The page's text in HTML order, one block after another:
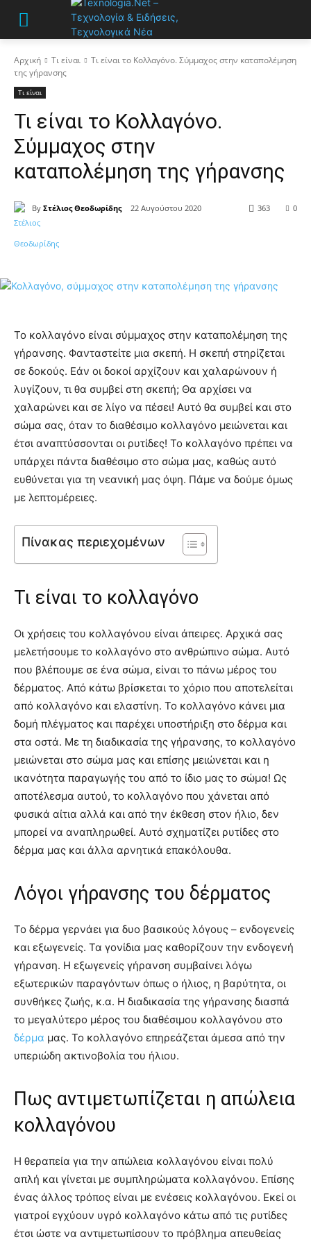
Αρχική Τι είναι
Τι είναι το Κολλαγόνο. Σύμμαχος στην καταπολέμηση
της γήρανσης
Τι είναι
Τι είναι το Κολλαγόνο.
Σύμμαχος στην
καταπολέμηση της γήρανσης
By Στέλιος Θεοδωρίδης 22 Αυγούστου 2020 0
363
Το κολλαγόνο είναι σύμμαχος στην καταπολέμηση της
γήρανσης. Φανταστείτε μια σκεπή. Η σκεπή στηρίζεται
σε δοκούς. Εάν οι δοκοί αρχίζουν και χαλαρώνουν ή
λυγίζουν, τι θα συμβεί στη σκεπή; Θα αρχίσει να
χαλαρώνει και σε λίγο να πέσει! Αυτό θα συμβεί και στο
σώμα σας, όταν το διαθέσιμο κολλαγόνο μειώνεται και
έτσι αναπτύσσονται οι ρυτίδες! Το κολλαγόνο πρέπει να
υπάρχει πάντα διαθέσιμο στο σώμα μας, καθώς αυτό
ευθύνεται για τη νεανική μας όψη. Πάμε να δούμε όμως
με λεπτομέρειες.
Πίνακας περιεχομένων
Τι είναι το κολλαγόνο
Οι χρήσεις του κολλαγόνου είναι άπειρες. Αρχικά σας
μελετήσουμε το κολλαγόνο στο ανθρώπινο σώμα. Αυτό
που βλέπουμε σε ένα σώμα, είναι το πάνω μέρος του
δέρματος. Από κάτω βρίσκεται το χόριο που αποτελείται
από κολλαγόνο και ελαστίνη. Το κολλαγόνο κάνει μια
δομή πλέγματος και παρέχει υποστήριξη στο δέρμα και
στα οστά. Με τη διαδικασία της γήρανσης, το κολλαγόνο
μειώνεται στο σώμα μας και επίσης μειώνεται και η
ικανότητα παραγωγής του από το ίδιο μας το σώμα! Ως
αποτέλεσμα αυτού, το κολλαγόνο που χάνεται από
φυσικά αίτια αλλά και από την έκθεση στον ήλιο, δεν
μπορεί να αναπληρωθεί. Αυτό σχηματίζει ρυτίδες στο
δέρμα μας και άλλα αρνητικά επακόλουθα.
Λόγοι γήρανσης του δέρματος
Το δέρμα γερνάει για δυο βασικούς λόγους – ενδογενείς
και εξωγενείς. Τα γονίδια μας καθορίζουν την ενδογενή
γήρανση. Η εξωγενείς γήρανση συμβαίνει λόγω
εξωτερικών παραγόντων όπως ο ήλιος, η βαρύτητα, οι
συνθήκες ζωής, κ.α. Η διαδικασία της γήρανσης διασπά
το μεγαλύτερο μέρος του διαθέσιμου κολλαγόνου στο
δέρμα μας. Το κολλαγόνο επηρεάζεται άμεσα από την
υπεριώδη ακτινοβολία του ήλιου.
Πως αντιμετωπίζεται η απώλεια
κολλαγόνου
Η θεραπεία για την απώλεια κολλαγόνου είναι πολύ
απλή και γίνεται με συμπληρώματα κολλαγόνου. Επίσης
ένας άλλος τρόπος είναι με ενέσεις κολλαγόνου. Εκεί οι
γιατροί εγχύουν υγρό κολλαγόνο κάτω από τις ρυτίδες
έτσι ώστε να αντιμετωπίσουν το πρόβλημα απευθείας